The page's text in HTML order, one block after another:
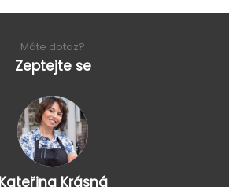
Máte dotaz?
Zeptejte se
Kateřina Krásná